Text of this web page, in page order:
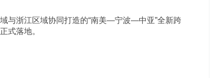
与浙江区域协同打造的“南美—宁波—中亚”全新跨
式落地。